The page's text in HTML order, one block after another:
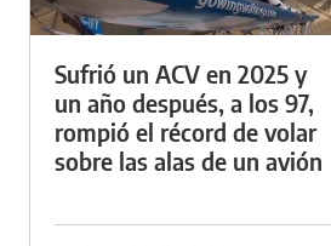
Sufrió un ACV en 2025 y
un año después, a los 97,
rompió el récord de volar
sobre las alas de un avión